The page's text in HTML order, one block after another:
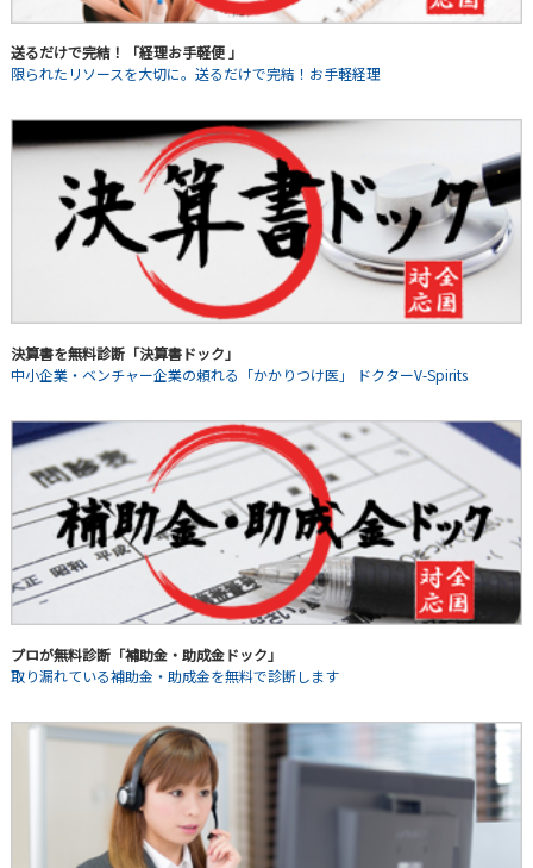
送るだけで完結！「経理お手軽便 」
限られたリソースを大切に。送るだけで完結！お手軽経理
決算書を無料診断「決算書ドック」
中小企業・ベンチャー企業の頼れる「かかりつけ医」 ドクターV-Spirits
プロが無料診断「補助金・助成金ドック」
取り漏れている補助金・助成金を無料で診断します